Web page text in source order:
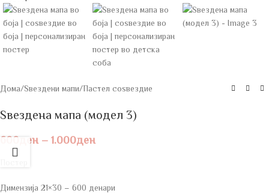
Дома/Ѕвездени мапи/Пастел соѕвездие
Ѕвездена мапа (модел 3)
600 ден– 1.000ден
Димензија 21×30 – 600 денари